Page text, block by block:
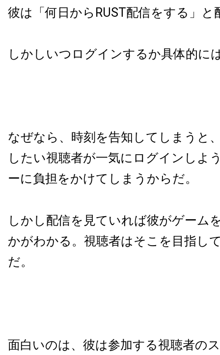
彼は「何日からRUST配信をする」と
しかしいつログインするか具体的に
なぜなら、時刻を告知してしまうと
したい視聴者が一気にログインしよ
ーに負担をかけてしまうからだ。
しかし配信を見ていれば彼がゲーム
かがわかる。視聴者はそこを目指し
だ。
面白いのは、彼は参加する視聴者の